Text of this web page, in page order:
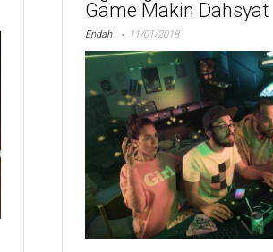
Game Makin Dahsyat
Endah 11/01/2018